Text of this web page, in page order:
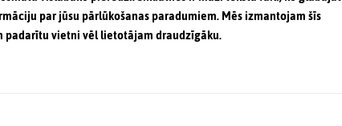
par jūsu pārlūkošanas paradumiem. Mēs izmantojam šīs
padarītu vietni vēl lietotājam draudzīgāku.